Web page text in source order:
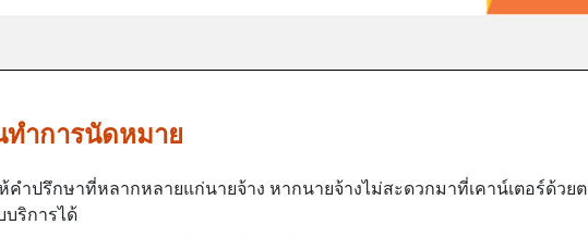
ำการนัดหมาย
คำปรึกษาที่หลากหลายแก่นายจ้าง หากนายจ้างไม่สะดวกมาที่เคาน์เตอร์ด้วย
ริการได้